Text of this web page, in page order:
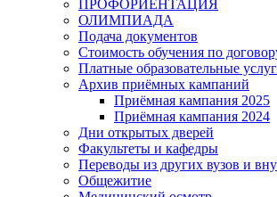
ПРОФОРИЕНТАЦИЯ
ОЛИМПИАДА
Подача документов
Стоимость обучения по
Платные образовательные
Архив приёмных кампаний
Приёмная кампания 2025
Приёмная кампания 2024
Дни открытых дверей
Факультеты и кафедры
Переводы из других вузов и
Общежитие